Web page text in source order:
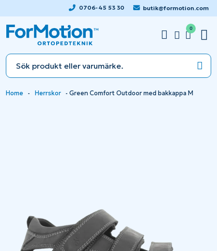
0706-45 53 30 butik@formotion.com
0
Home - Herrskor -Green Comfort Outdoor med bakkappa M